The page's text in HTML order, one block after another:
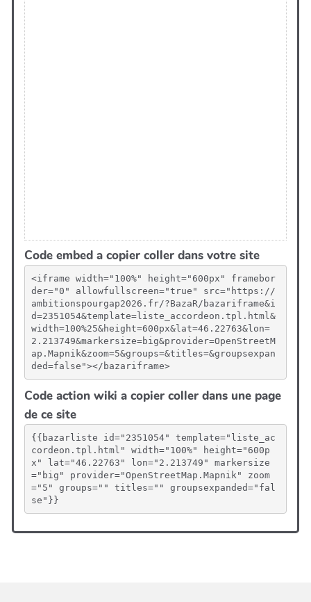
Code embed a copier coller dans votre site
<iframe width="100%" height="600px" framebor
der="0" allowfullscreen="true" src="https://
ambitionspourgap2026.fr/?BazaR/bazariframe&i
d=2351054&template=liste_accordeon.tpl.html&
width=100%25&height=600px&lat=46.22763&lon=
2.213749&markersize=big&provider=OpenStreetM
ap.Mapnik&zoom=5&groups=&titles=&groupsexpan
ded=false"></bazariframe>
Code action wiki a copier coller dans une page
de ce site
{{bazarliste id="2351054" template="liste_ac
cordeon.tpl.html" width="100%" height="600p
x" lat="46.22763" lon="2.213749" markersize
="big" provider="OpenStreetMap.Mapnik" zoom
="5" groups="" titles="" groupsexpanded="fal
se"}}